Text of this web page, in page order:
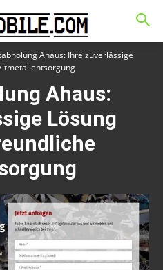
Ahaus: Ihre zuverlässige
Ahaus:
Lösung